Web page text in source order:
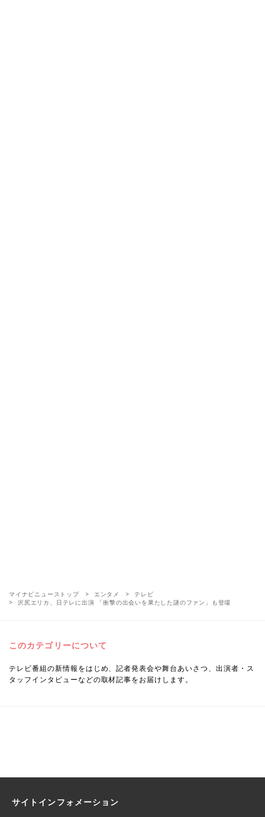
マイナビニューストップ エンタメ
テレビ
沢尻エリカ、日テレに出演 「衝撃の出会いを果たした謎のファン」も登場
このカテゴリーについて
テレビ番組の新情報をはじめ、記者発表会や舞台あいさつ、出演者・ス
タッフインタビューなどの取材記事をお届けします。
サイトインフォメーション